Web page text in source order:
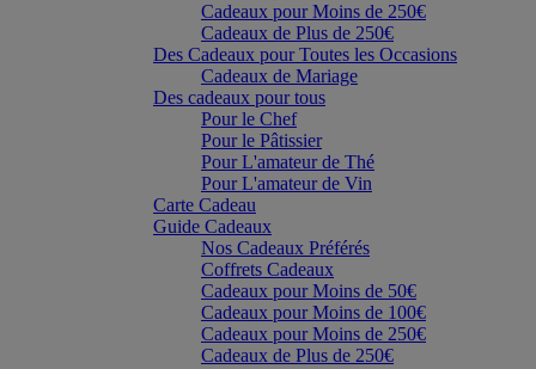
Cadeaux pour Moins de 250€
Cadeaux de Plus de 250€
Des Cadeaux pour Toutes les Occasions
Cadeaux de Mariage
Des cadeaux pour tous
Pour le Chef
Pour le Pâtissier
Pour L'amateur de Thé
Pour L'amateur de Vin
Carte Cadeau
Guide Cadeaux
Nos Cadeaux Préférés
Coffrets Cadeaux
Cadeaux pour Moins de 50€
Cadeaux pour Moins de 100€
Cadeaux pour Moins de 250€
Cadeaux de Plus de 250€